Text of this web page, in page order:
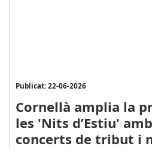
Publicat: 22-06-2026
Cornellà amplia la
les 'Nits d’Estiu'
concerts de tribut i